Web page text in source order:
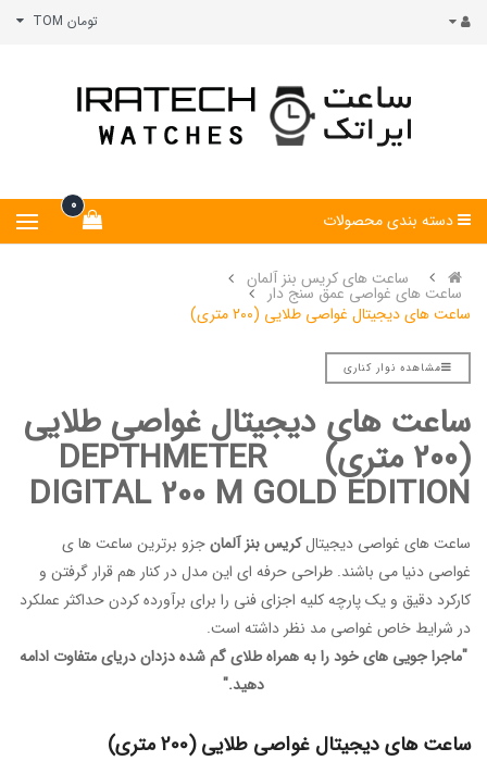
تومان TOM
0
دسته بندی محصولات
ساعت های کریس بنز آلمان
ساعت های غواصی عمق سنج دار
ساعت های دیجیتال غواصی طلایی (200 متری)
مشاهده نوار کناری
ساعت های دیجیتال غواصی طلایی
(200 متری) DEPTHMETER
DIGITAL 200 M GOLD EDITION
ساعت های غواصی دیجیتالکریس بنز آلمانجزو برترین ساعت ها ی
غواصی دنیا می باشند. طراحی حرفه ای این مدل در کنار هم قرار گرفتن و
کارکرد دقیق و یک پارچه کلیه اجزای فنی را برای برآورده کردن حداکثر عملکرد
در شرایط خاص غواصی مد نظر داشته است.
"ماجرا جویی های خود را به همراه طلای گم شده دزدان دریای متفاوت ادامه
دهید."
ساعت های دیجیتال غواصی طلایی (200 متری)